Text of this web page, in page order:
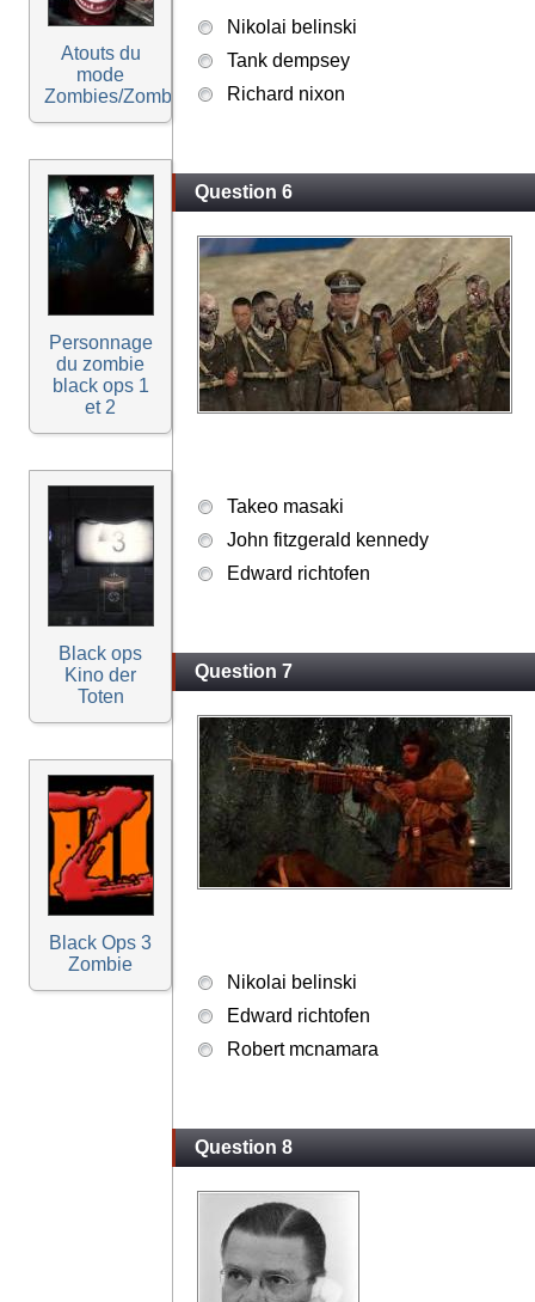
Atouts du
mode
Zombies/Zombie.
Personnage
du zombie
black ops 1
et 2
Black ops
Kino der
Toten
Black Ops 3
Zombie
Nikolai belinski
Tank dempsey
Richard nixon
Question 6
Takeo masaki
John fitzgerald kennedy
Edward richtofen
Question 7
Nikolai belinski
Edward richtofen
Robert mcnamara
Question 8